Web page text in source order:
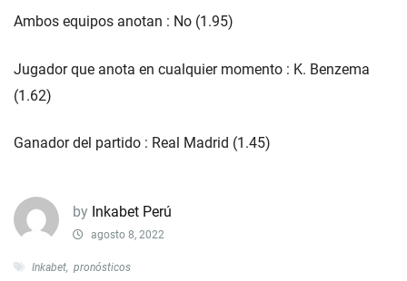
Ambos equipos anotan : No (1.95)
Jugador que anota en cualquier momento : K. Benzema
(1.62)
Ganador del partido : Real Madrid (1.45)
by Inkabet Perú
agosto 8, 2022
Inkabet, pronósticos